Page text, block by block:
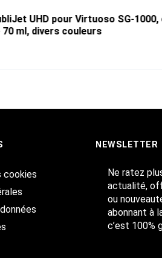
UHD pour Virtuoso SG-
70 ml, divers couleurs
cookies
NEWSLETTER
Ne ratez
actualité,
ou
abonnant à
c’est 100%